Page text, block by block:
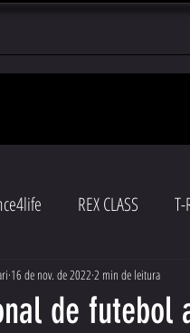
REX CLASS
de futebol
16 de nov. de 2022 2 min de leitura